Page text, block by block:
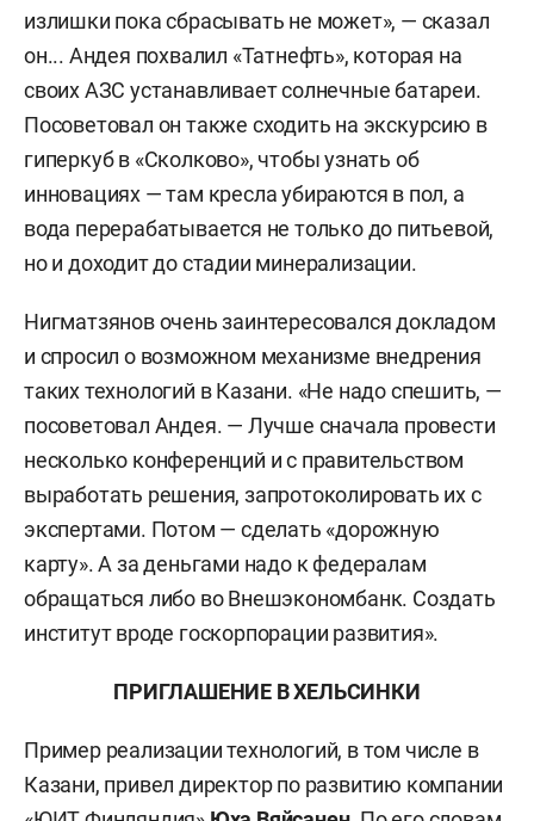
излишки пока сбрасывать не может», — сказал
он... Андея похвалил «Татнефть», которая на
своих АЗС устанавливает солнечные батареи.
Посоветовал он также сходить на экскурсию в
гиперкуб в «Сколково», чтобы узнать об
инновациях — там кресла убираются в пол, а
вода перерабатывается не только до питьевой,
но и доходит до стадии минерализации.
Нигматзянов очень заинтересовался докладом
и спросил о возможном механизме внедрения
таких технологий в Казани. «Не надо спешить, —
посоветовал Андея. — Лучше сначала провести
несколько конференций и с правительством
выработать решения, запротоколировать их с
экспертами. Потом — сделать «дорожную
карту». А за деньгами надо к федералам
обращаться либо во Внешэкономбанк. Создать
институт вроде госкорпорации развития».
ПРИГЛАШЕНИЕ В ХЕЛЬСИНКИ
Пример реализации технологий, в том числе в
Казани, привел директор по развитию компании